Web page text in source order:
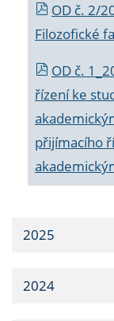
OD č. 2/
Filozofické
OD č.
řízení ke
přijímacího
2025
2024